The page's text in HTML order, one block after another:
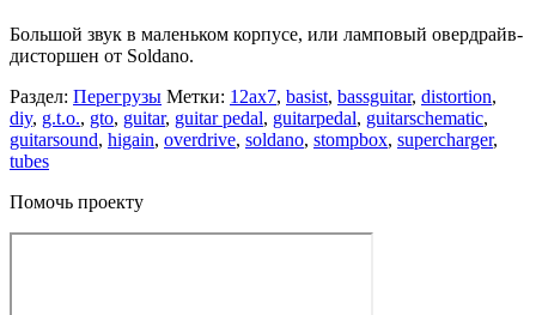
Большой звук в маленьком корпусе, или ламповый овердрайв-
дисторшен от Soldano.
Раздел: Перегрузы Метки: 12ax7, basist, bassguitar, distortion,
diy, g.t.o., gto, guitar, guitar pedal, guitarpedal, guitarschematic,
guitarsound, higain, overdrive, soldano, stompbox, supercharger,
tubes
Помочь проекту